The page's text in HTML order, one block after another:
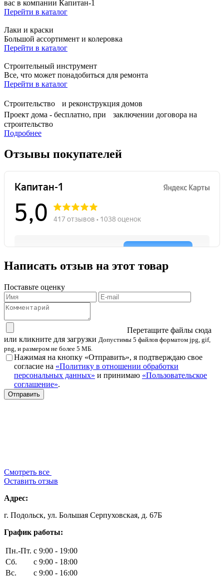
вас в компании Капитан-1
Перейти в каталог
Лаки и краски
Большой ассортимент и колеровка
Перейти в каталог
Строительный инструмент
Все, что может понадобиться для ремонта
Перейти в каталог
Строительство и реконструкция домов
Проект дома - бесплатно, при заключении договора на
строительство
Подробнее
Отзывы покупателей
Написать отзыв на этот товар
Поставьте оценку
Перетащите файлы сюда
или кликните для загрузки Допустимы 5 файлов форматом jpg, gif,
png, и размером не более 5 МБ.
Нажимая на кнопку «Отправить», я подтверждаю свое
согласие на «Политику в отношении обработки
персональных данных» и принимаю «Пользовательское
соглашение».
Смотреть все
Оставить отзыв
Адрес:
г. Подольск, ул. Большая Серпуховская, д. 67Б
График работы:
Пн.-Пт. с 9:00 - 19:00
Сб.
с 9:00 - 18:00
Вс.
с 9:00 - 16:00